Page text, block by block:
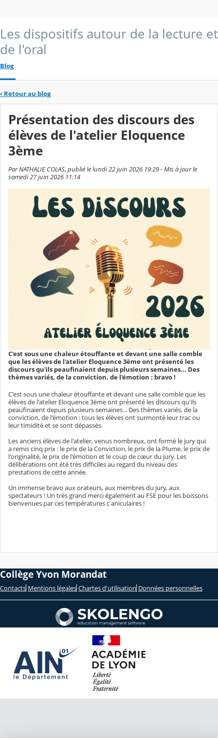
Les dispositifs autour de la lecture et
de l'oral
Blog
‹ Retour au blog
Présentation des discours des
élèves de l'atelier Eloquence
3ème
Par NATHALIE COLAS, publié le lundi 22 juin 2026 19:29 - Mis à jour le
samedi 27 juin 2026 11:14
C'est sous une chaleur étouffante et devant une salle comble
que les élèves de l'atelier Eloquence 3ème ont présenté les
discours qu'ils peaufinaient depuis plusieurs semaines... Des
thèmes variés, de la conviction, de l'émotion : bravo !
C'est sous une chaleur étouffante et devant une salle comble que les
élèves de l'atelier Eloquence 3ème ont présenté les discours qu'ils
peaufinaient depuis plusieurs semaines... Des thèmes variés, de la
conviction, de l'émotion : tous les élèves ont surmonté leur trac ou
leur timidité et se sont dépassés.
Les anciens élèves de l'atelier, venus nombreux, ont formé le jury qui
a remis cinq prix : le prix de la Conviction, le prix de la Plume, le prix de
l'originalité, le prix de l'émotion et le coup de cœur du jury. Les
délibérations ont été très difficiles au regard du niveau des
prestations de cette année.
Un immense bravo aux orateurs, aux membres du jury, aux
spectateurs ! Un très grand merci également au FSE pour les boissons
bienvenues par ces températures c aniculaires !
Collège Yvon Morandat
Contacts Mentions légales Chartes d'utilisation Données personnelles